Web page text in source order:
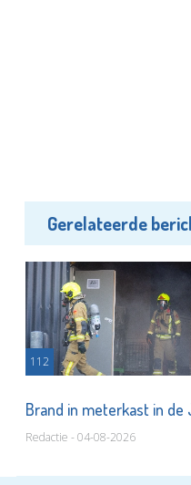
Gerelateerde
112
Brand in meterkast in de
Redactie - 04-08-2026